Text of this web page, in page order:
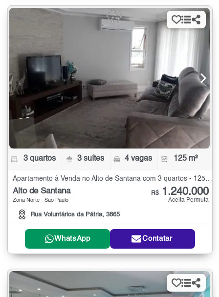
3 quartos 3 suítes 4 vagas 125 m²
Alto de Santana
Zona Norte - São Paulo
Rua Voluntários da Pátria, 3865
R$ 1.240.000
Aceita Permuta
WhatsApp Contatar